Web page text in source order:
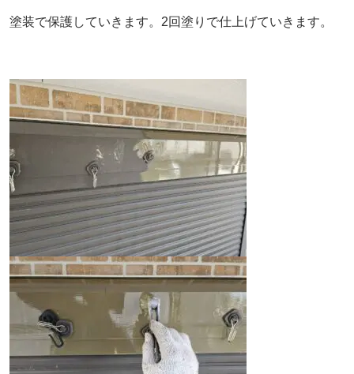
塗装で保護していきます。2回塗りで仕上げていきます。